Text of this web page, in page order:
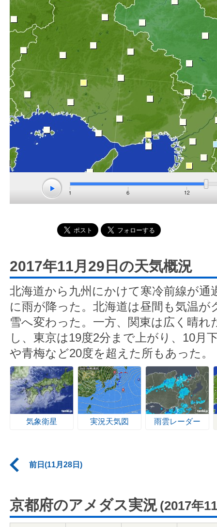
2017年11月29日の天気概況
北海道から九州にかけて寒冷前線が通
に雨が降った。北海道は昼間も気温
雪へ変わった。一方、関東は広く晴れ
し、東京は19度2分まで上がり、10月
や青梅など20度を超えた所もあった。
気象衛星 実況天気図 雨雲レーダー
前日(11月28日)
京都府のアメダス実況 (2017年